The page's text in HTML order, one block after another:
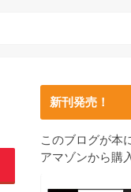
新刊発売！
このブログが本
アマゾンから購